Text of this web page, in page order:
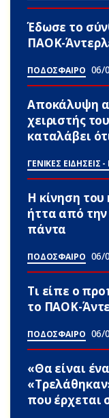
Έδωσε το
ΠΑΟΚ-
ΠΟΔΟΣΦΑΙΡΟ 06/
Αποκάλυψη
χειριστής
καταλάβει
ΓΕΝΙΚΕΣ ΕΙΔΗΣΕΙΣ
Η κίνηση
ήττα από την
πάντα
ΠΟΔΟΣΦΑΙΡΟ 06/
Τι είπε ο
το ΠΑΟΚ-
ΠΟΔΟΣΦΑΙΡΟ 06/
«Θα είναι
που έρχεται